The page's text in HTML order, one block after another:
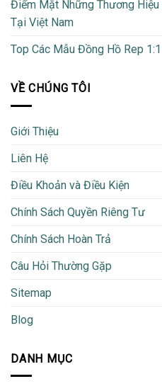
Điểm Mặt Những Thương
Tại Việt Nam
Top Các Mẫu Đồng Hồ Rep
VỀ CHÚNG TÔI
Giới Thiệu
Liên Hệ
Điều Khoản và Điều Kiện
Chính Sách Quyền Riêng Tư
Chính Sách Hoàn Trả
Câu Hỏi Thường Gặp
Sitemap
Blog
DANH MỤC